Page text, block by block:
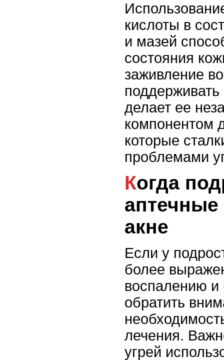
кислоты в
и мазей
состояния
заживление
поддерживать
делает ее
компонентом
которые
проблемами
Когда подростку нужны
аптечные
акне
Если у
более
воспалению и
обратить
лечения.
угрей